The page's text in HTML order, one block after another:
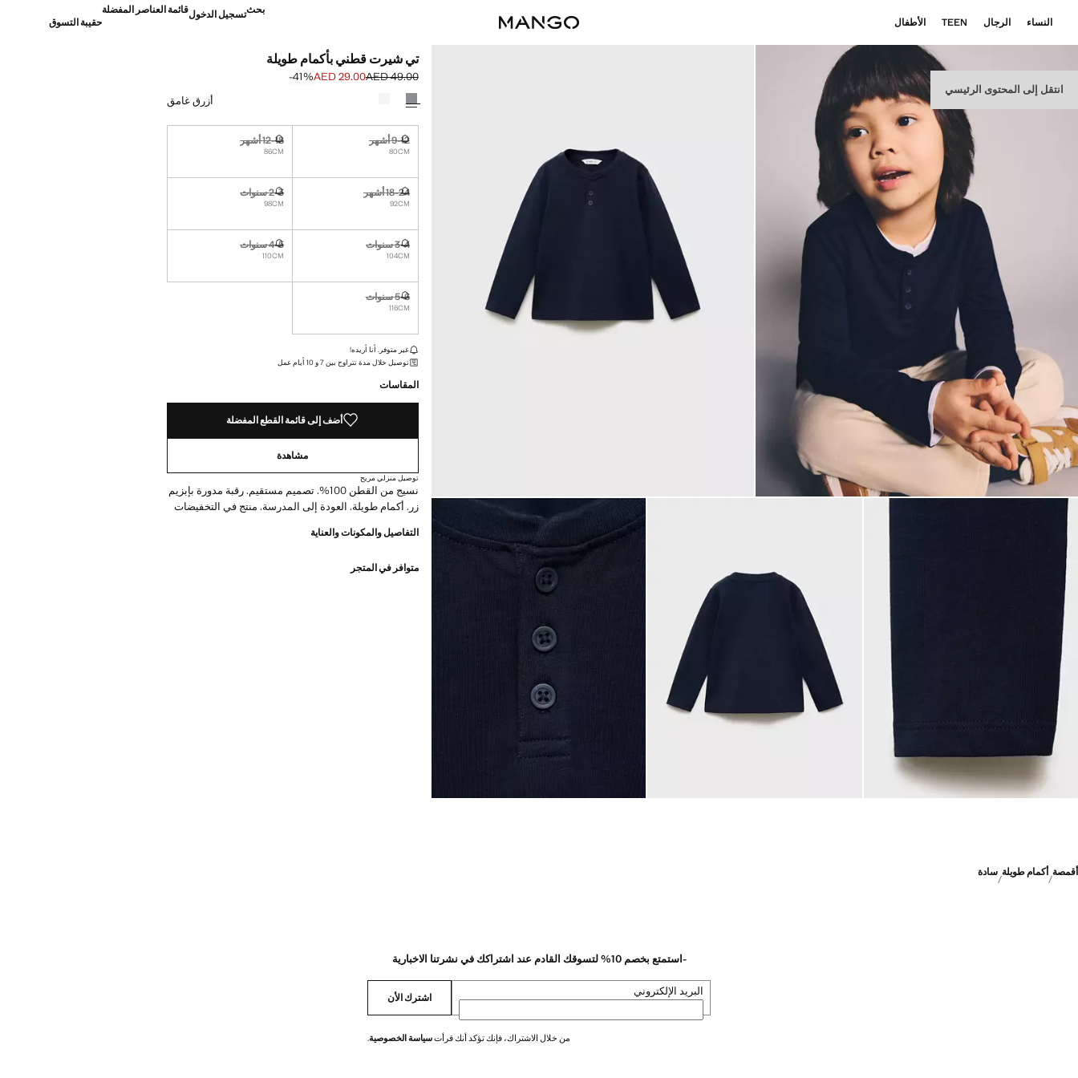
انتقل إلى المحتوى الرئيسي
النساء الرجال TEEN الأطفال
بحثتسجيل الدخولقائمة العناصر المفضلة
حقيبة التسوق
تي شيرت قطني بأكمام طويلة
السعر الأول محذوف [AED 49.00 ]
AED 49.00
السعر الحالي [AED 29.00 ]AED 29.00
‎-41‎%‎
حدد اللون
أزرق غامق
9-12 أشهر
80CM
غير متوفر. أنا أريده!
12-18 أشهر
86CM
غير متوفر. أنا أريده!
18-24 أشهر
92CM
غير متوفر. أنا أريده!
2-3 سنوات
98CM
غير متوفر. أنا أريده!
3-4 سنوات
104CM
غير متوفر. أنا أريده!
4-5 سنوات
110CM
غير متوفر. أنا أريده!
5-6 سنوات
116CM
غير متوفر. أنا أريده!
القطع الأخيرة!
غير متوفر. أنا أريده!
توصيل خلال مدة تتراوح بين 7 و 10 أيام عمل
المقاسات
أضف إلى قائمة القطع المفضلة
مشاهدة
توصيل منزلي مريح
نسيج من القطن 100%. تصميم مستقيم. رقبة مدورة بإبزيم
زر. أكمام طويلة. العودة إلى المدرسة. منتج في التخفيضات
التفاصيل والمكونات والعناية
متوافر في المتجر
أقمصة أكمام طويلة سادة
-استمتع بخصم 10% لتسوقك القادم عند اشتراكك في نشرتنا الاخبارية
البريد الإلكتروني اشترك الأن
من خلال الاشتراك، فإنك تؤكد أنك قرأتسياسة الخصوصية.